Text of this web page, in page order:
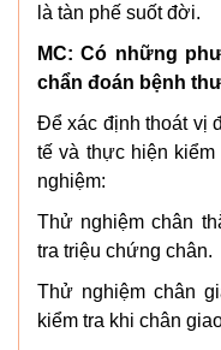
là tàn phế suốt đời.
MC: Có những
chẩn đoán bệnh
Để xác định thoát vị
tế và thực hiện kiểm
nghiệm:
Thử nghiệm chân
tra triệu chứng chân.
Thử nghiệm chân
kiểm tra khi chân